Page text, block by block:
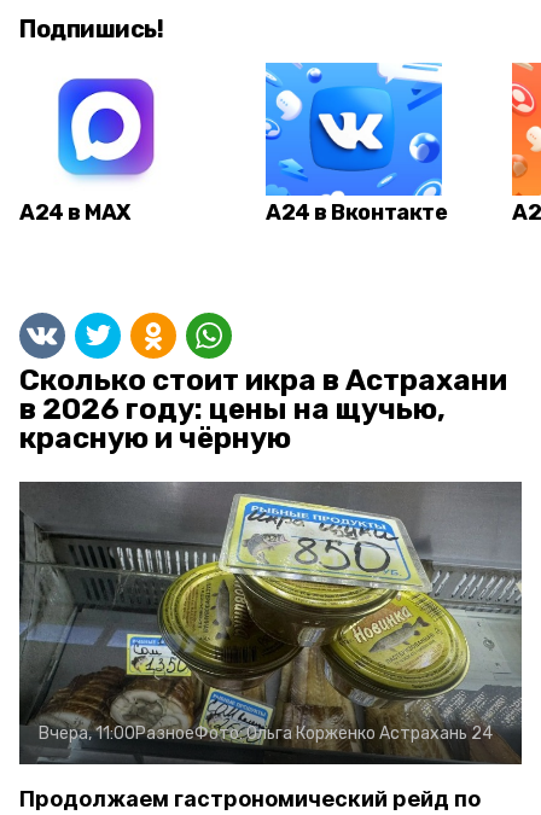
Подпишись!
А24 в MAX А24 в Вконтакте
Сколько стоит икра в Астрахани
в 2026 году: цены на щучью,
красную и чёрную
Вчера, 11:00РазноеФото:Ольга Корженко Астрахань 24
Продолжаем гастрономический рейд по